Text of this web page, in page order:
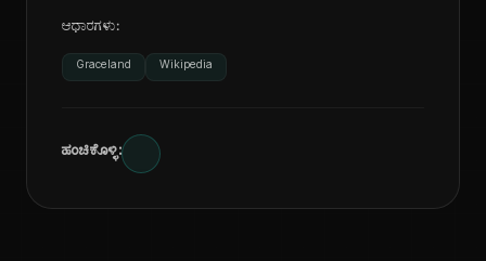
ಆಧಾರಗಳು:
Graceland Wikipedia
ಹಂಚಿಕೊಳ್ಳಿ: